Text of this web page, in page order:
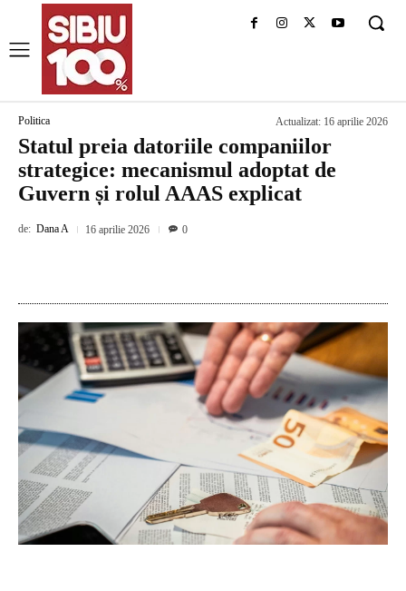
Politica Actualizat: 16 aprilie 2026
Statul preia datoriile companiilor
strategice: mecanismul adoptat de
Guvern și rolul AAAS explicat
de: Dana A 16 aprilie 2026 0